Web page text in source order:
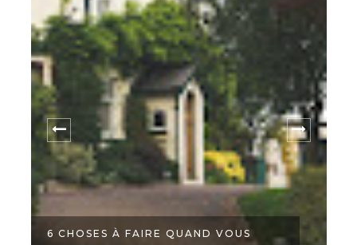
6 CHOSES À FAIRE QUAND VOUS